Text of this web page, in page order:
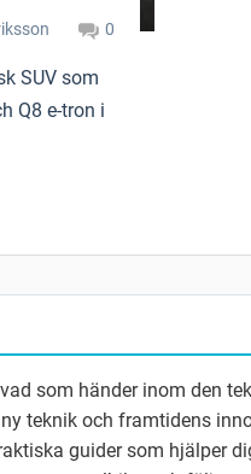
0
SUV som
Q8 e-tron i
som händer inom den
teknik och framtidens
guider som hjälper